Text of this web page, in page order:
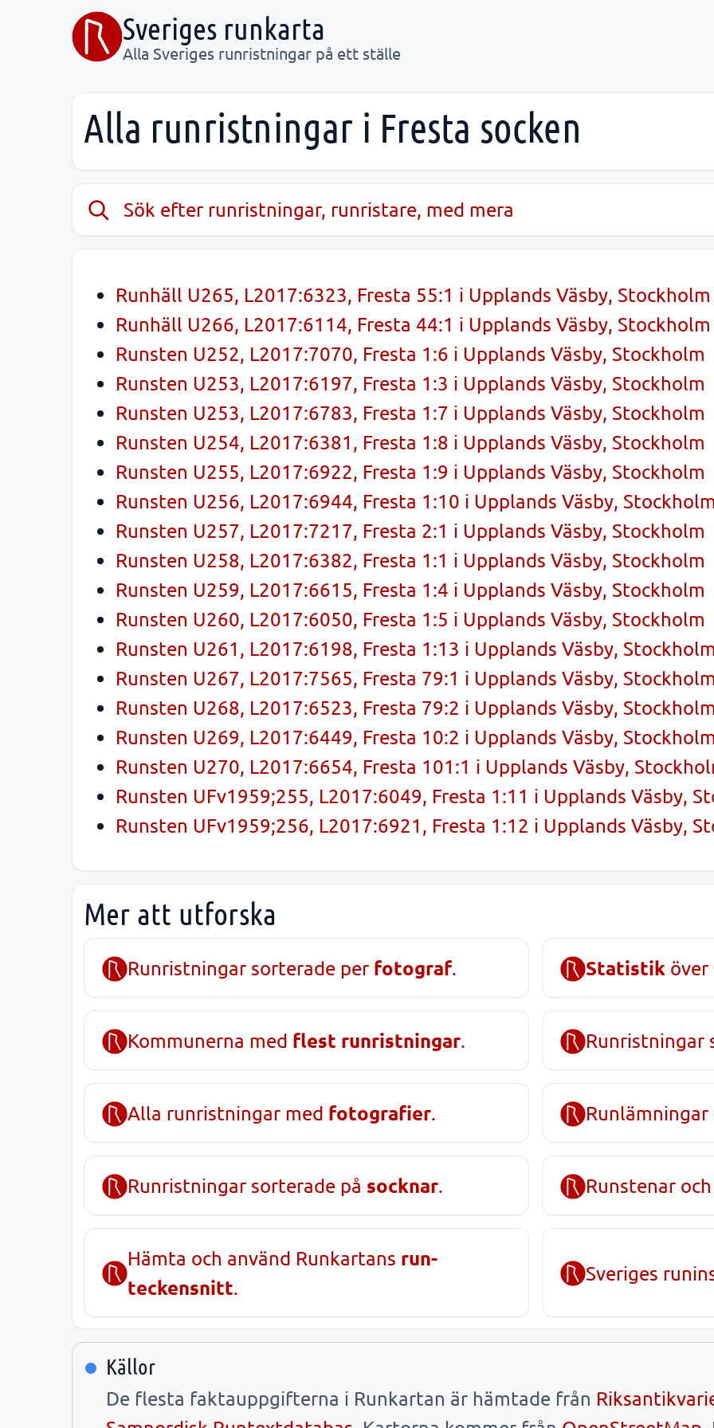
Sveriges runkarta
Alla Sveriges runristningar på ett ställe
Alla runristningar i Fresta socken
Sök efter runristningar, runristare, med mera
Runhäll U265, L2017:6323, Fresta 55:1 i Upplands Väsby, Stockholm
Runhäll U266, L2017:6114, Fresta 44:1 i Upplands Väsby, Stockholm
Runsten U252, L2017:7070, Fresta 1:6 i Upplands Väsby, Stockholm
Runsten U253, L2017:6197, Fresta 1:3 i Upplands Väsby, Stockholm
Runsten U253, L2017:6783, Fresta 1:7 i Upplands Väsby, Stockholm
Runsten U254, L2017:6381, Fresta 1:8 i Upplands Väsby, Stockholm
Runsten U255, L2017:6922, Fresta 1:9 i Upplands Väsby, Stockholm
Runsten U256, L2017:6944, Fresta 1:10 i Upplands Väsby, Stockholm
Runsten U257, L2017:7217, Fresta 2:1 i Upplands Väsby, Stockholm
Runsten U258, L2017:6382, Fresta 1:1 i Upplands Väsby, Stockholm
Runsten U259, L2017:6615, Fresta 1:4 i Upplands Väsby, Stockholm
Runsten U260, L2017:6050, Fresta 1:5 i Upplands Väsby, Stockholm
Runsten U261, L2017:6198, Fresta 1:13 i Upplands Väsby, Stockholm
Runsten U267, L2017:7565, Fresta 79:1 i Upplands Väsby, Stockholm
Runsten U268, L2017:6523, Fresta 79:2 i Upplands Väsby, Stockholm
Runsten U269, L2017:6449, Fresta 10:2 i Upplands Väsby, Stockholm
Runsten U270, L2017:6654, Fresta 101:1 i Upplands Väsby,
Runsten UFv1959;255, L2017:6049, Fresta 1:11 i Upplands Väsby,
Runsten UFv1959;256, L2017:6921, Fresta 1:12 i Upplands Väsby,
Mer att utforska
Runristningar sorterade per fotograf. Statistik över
Kommunerna med flest runristningar. Runristningar
Alla runristningar med fotografier.
Runristningar sorterade på socknar. Runstenar
Hämta och använd Runkartans run-
teckensnitt.
Sveriges
Källor
De flesta faktauppgifterna i Runkartan är hämtade från